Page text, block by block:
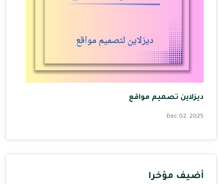
ديزلاين تصميم مواقع
Dec 02, 2025
أضيف مؤخرا